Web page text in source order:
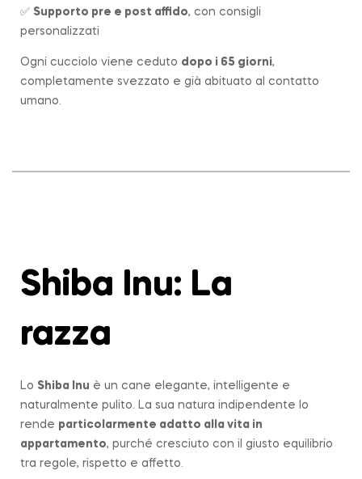
✅ Supporto pre e post affido, con consigli
personalizzati
Ogni cucciolo viene ceduto dopo i 65 giorni,
completamente svezzato e già abituato al contatto
umano.
Shiba Inu: La
razza
Lo Shiba Inu è un cane elegante, intelligente e
naturalmente pulito. La sua natura indipendente lo
rende particolarmente adatto alla vita in
appartamento, purché cresciuto con il giusto equilibrio
tra regole, rispetto e affetto.